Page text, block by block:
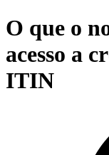
O que o
acesso a
ITIN